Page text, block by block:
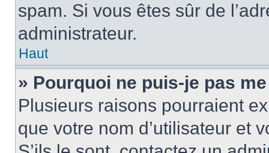
spam. Si vous êtes sûr de
administrateur.
Haut
» Pourquoi ne puis-je pas
Plusieurs raisons pourraient
que votre nom d’utilisateur et